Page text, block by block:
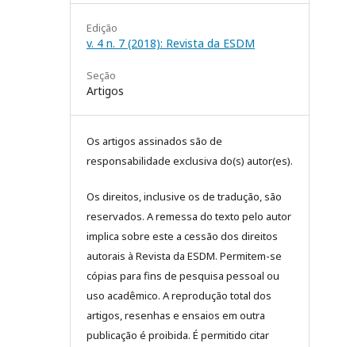
Edição
v. 4 n. 7 (2018): Revista da ESDM
Seção
Artigos
Os artigos assinados são de
responsabilidade exclusiva do(s) autor(es).
Os direitos, inclusive os de tradução, são
reservados. A remessa do texto pelo autor
implica sobre este a cessão dos direitos
autorais à Revista da ESDM. Permitem-se
cópias para fins de pesquisa pessoal ou
uso acadêmico. A reprodução total dos
artigos, resenhas e ensaios em outra
publicação é proibida. É permitido citar